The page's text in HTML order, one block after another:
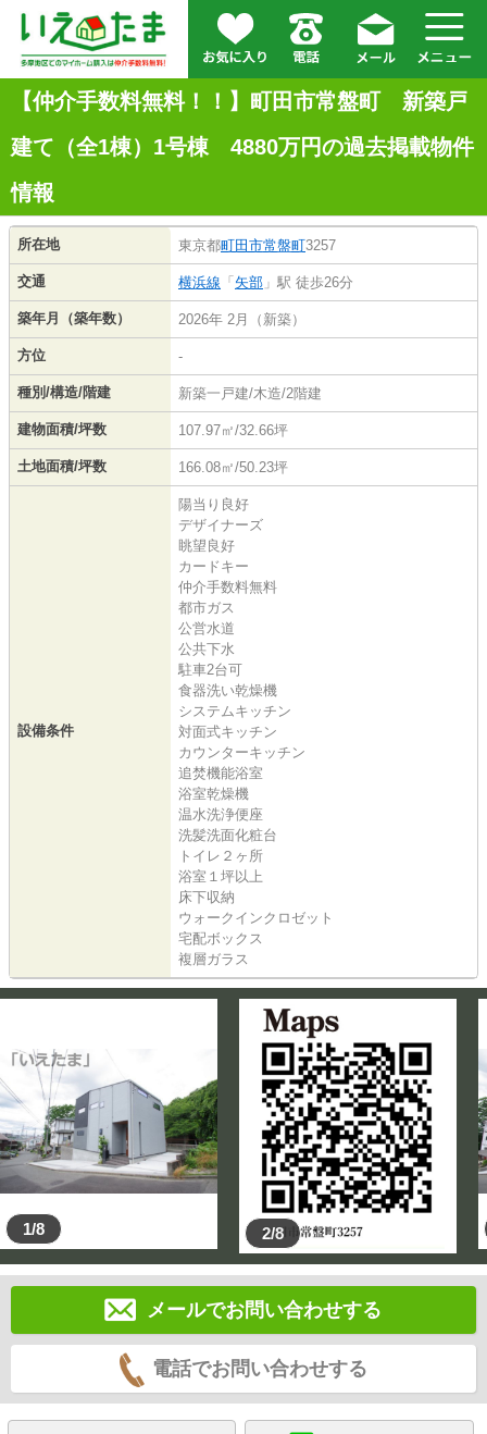
【仲介手数料無料！！】町田市常盤町 新築戸
建て（全1棟）1号棟 4880万円の過去掲載物件
情報
所在地 東京都町田市常盤町3257
交通 横浜線 「 矢部 」駅 徒歩26分
築年月（築年数） 2026年 2月（新築）
方位 -
種別/構造/階建 新築一戸建/木造/2階建
建物面積/坪数 107.97㎡/32.66坪
土地面積/坪数 166.08㎡/50.23坪
設備条件
陽当り良好
デザイナーズ
眺望良好
カードキー
仲介手数料無料
都市ガス
公営水道
公共下水
駐車2台可
食器洗い乾燥機
システムキッチン
対面式キッチン
カウンターキッチン
追焚機能浴室
浴室乾燥機
温水洗浄便座
洗髪洗面化粧台
トイレ２ヶ所
浴室１坪以上
床下収納
ウォークインクロゼット
宅配ボックス
複層ガラス
1/8 2/8
メールでお問い合わせする
電話でお問い合わせする